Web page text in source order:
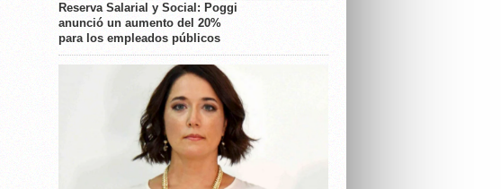
Reserva Salarial y Social: Poggi
anunció un aumento del 20%
para los empleados públicos